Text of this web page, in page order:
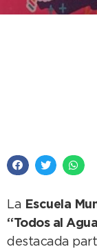
La
Escuela
“Todos al
destacada